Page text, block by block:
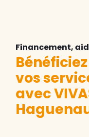
Financement,
vos
avec